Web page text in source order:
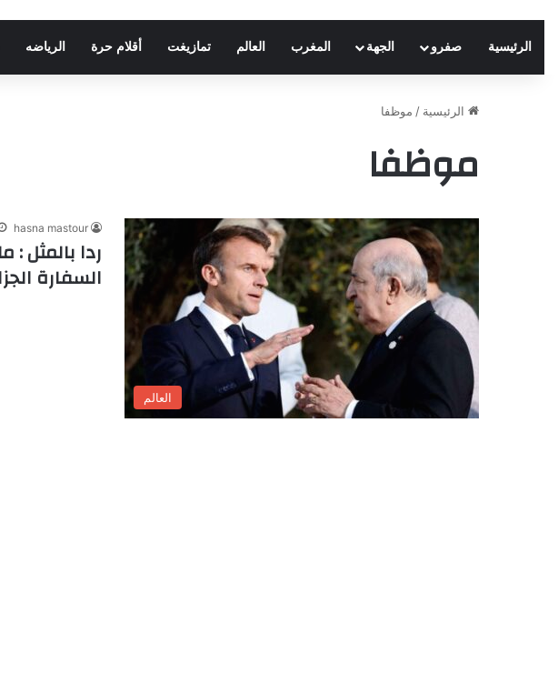
الرئيسية صفرو الجهة المغرب العالم تمازيغت أقلام حرة الرياضه
الرئيسية / موظفا
موظفا
العالم
hasna mastour
السفارة